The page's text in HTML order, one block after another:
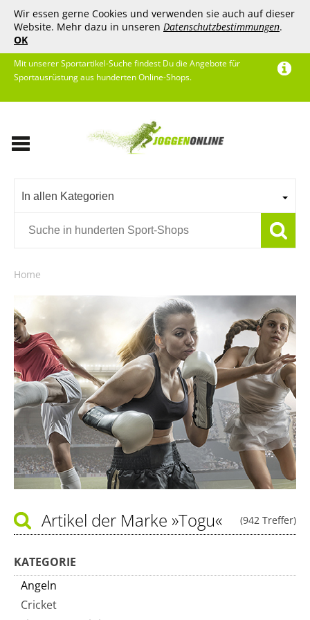
Wir essen gerne Cookies und verwenden sie auch auf dieser
Website. Mehr dazu in unseren Datenschutzbestimmungen.
OK
Mit unserer Sportartikel-Suche findest Du die Angebote für
Sportausrüstung aus hunderten Online-Shops.
In allen Kategorien
Home
(942 Treffer)
Artikel der Marke »Togu«
KATEGORIE
Angeln
Cricket